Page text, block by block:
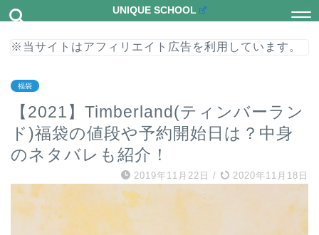
UNIQUE SCHOOL
※当サイトはアフィリエイト広告を利用しています。
福袋
【2021】Timberland(ティンバーラン
ド)福袋の値段や予約開始日は？中身
のネタバレも紹介！
2019年11月22日 / 2020年11月18日